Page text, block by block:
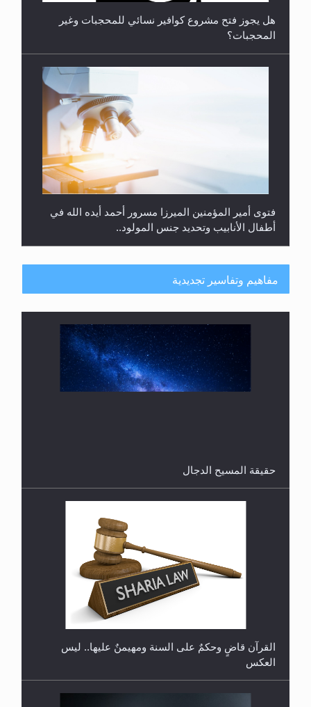
هل يجوز فتح مشروع كوافير نسائي للمحجبات وغير
المحجبات؟
فتوى أمير المؤمنين الميرزا مسرور أحمد أيده الله في
أطفال الأنابيب وتحديد جنس المولود..
هل تعتبر الأشفار الاصطناعية (الرموش الاصطناعية)
والأظافر البلاستيكية وطلاء الأظافر حاجبا للوضوء وهل
يُسمح الصلاة بها؟
مفاهيم وتفاسير تجديدية
حقيقة المسيح الدجال
القرآن قاضٍ وحكمٌ على السنة ومهيمنٌ عليها.. ليس
العكس